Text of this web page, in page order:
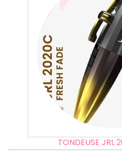
TONDEUSE JRL